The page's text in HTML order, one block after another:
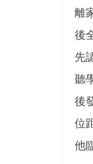
離
後
先
聽
後
位
他